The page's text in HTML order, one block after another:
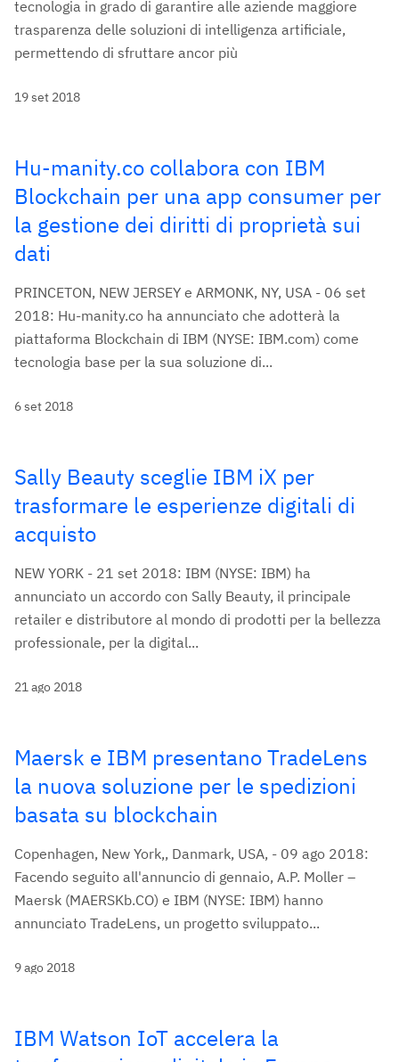
tecnologia in grado di garantire alle aziende maggiore
trasparenza delle soluzioni di intelligenza artificiale,
permettendo di sfruttare ancor più
19 set 2018
Hu-manity.co collabora con IBM
Blockchain per una app consumer per
la gestione dei diritti di proprietà sui
dati
PRINCETON, NEW JERSEY e ARMONK, NY, USA - 06 set
2018: Hu-manity.co ha annunciato che adotterà la
piattaforma Blockchain di IBM (NYSE: IBM.com) come
tecnologia base per la sua soluzione di...
6 set 2018
Sally Beauty sceglie IBM iX per
trasformare le esperienze digitali di
acquisto
NEW YORK - 21 set 2018: IBM (NYSE: IBM) ha
annunciato un accordo con Sally Beauty, il principale
retailer e distributore al mondo di prodotti per la bellezza
professionale, per la digital...
21 ago 2018
Maersk e IBM presentano TradeLens
la nuova soluzione per le spedizioni
basata su blockchain
Copenhagen, New York,, Danmark, USA, - 09 ago 2018:
Facendo seguito all'annuncio di gennaio, A.P. Moller –
Maersk (MAERSKb.CO) e IBM (NYSE: IBM) hanno
annunciato TradeLens, un progetto sviluppato...
9 ago 2018
IBM Watson IoT accelera la